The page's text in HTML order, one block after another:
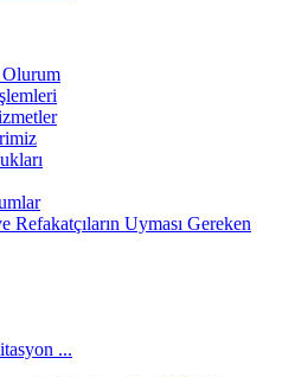
Olurum
Refakatçıların Uyması Gereken
...